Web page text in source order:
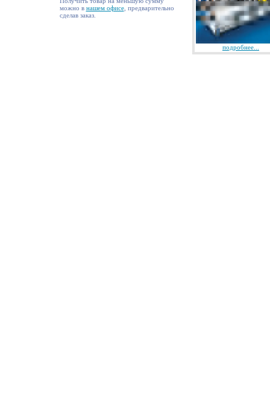
можно в нашем офисе, предварительно
сделав заказ.
подробнее...